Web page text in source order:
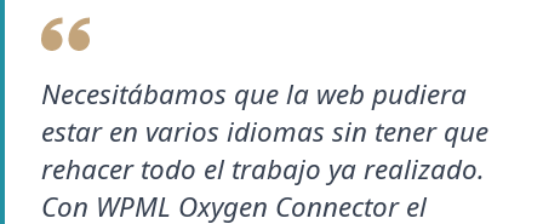
Necesitábamos que la web pudiera
estar en varios idiomas sin tener que
rehacer todo el trabajo ya realizado.
Con WPML Oxygen Connector el